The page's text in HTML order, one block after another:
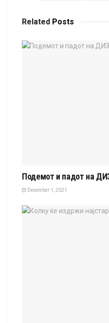
Related Posts
Подемот и падот на
December 1, 2021